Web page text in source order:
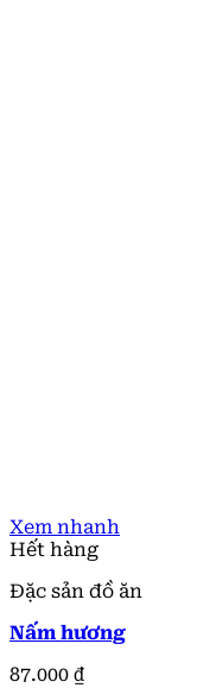
Xem nhanh
Hết hàng
Đặc sản đồ ăn
Nấm hương
87.000 ₫